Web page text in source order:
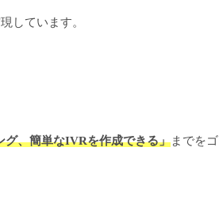
しています。
グ、簡単なIVRを作成できる」までをゴ